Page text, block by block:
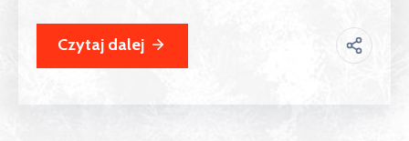
Czytaj dalej